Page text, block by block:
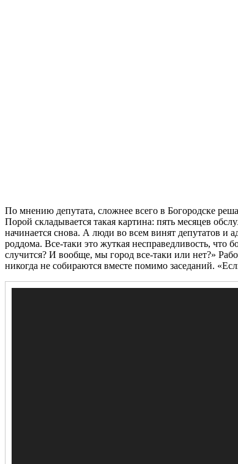
По мнению депутата, сложнее всего в Богородске
Порой складывается такая картина: пять месяцев
начинается снова. А люди во всем винят депутатов
роддома. Все-таки это жуткая несправедливость, что
случится? И вообще, мы город все-таки или нет?»
никогда не собираются вместе помимо заседаний.